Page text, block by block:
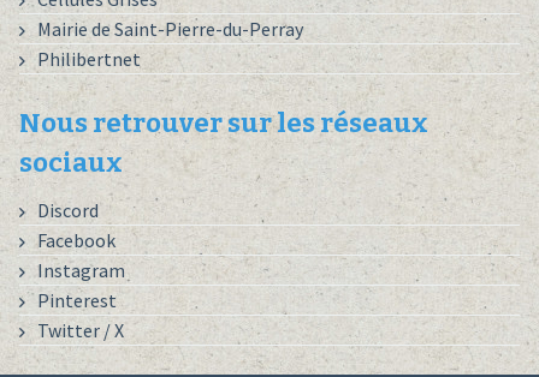
Mairie de Saint-Pierre-du-Perray
Philibertnet
Nous retrouver sur les réseaux
sociaux
Discord
Facebook
Instagram
Pinterest
Twitter / X